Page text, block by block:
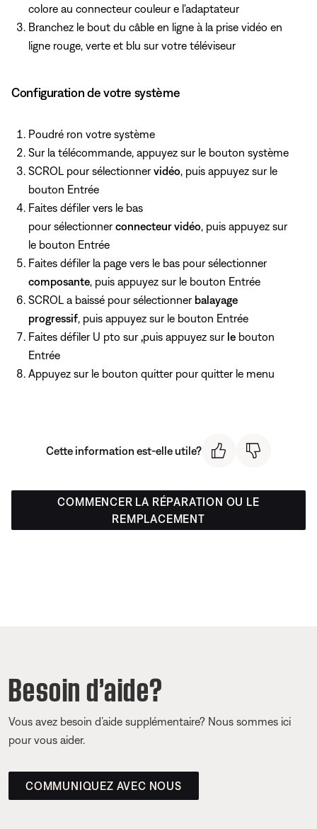
colore au connecteur couleur e l'adaptateur
Branchez le bout du câble en ligne à la prise vidéo en
ligne rouge, verte et blu sur votre téléviseur
Configuration de votre système
Poudré ron votre système
Sur la télécommande, appuyez sur le bouton système
SCROL pour sélectionnervidéo , puis appuyez sur le
bouton Entrée
Faites défiler vers le bas
pour sélectionnerconnecteur vidéo , puis appuyez sur
le bouton Entrée
Faites défiler la page vers le bas pour sélectionner
composante , puis appuyez sur le bouton Entrée
SCROL a baissé pour sélectionner balayage
progressif , puis appuyez sur le bouton Entrée
Faites défiler U pto sur puis appuyez sur le bouton
Entrée
Appuyez sur le bouton quitter pour quitter le menu
Cette information est-elle utile?
COMMENCER LA RÉPARATION OU LE
REMPLACEMENT
Besoin d’aide?
Vous avez besoin d’aide supplémentaire? Nous sommes ici
pour vous aider.
COMMUNIQUEZ AVEC NOUS